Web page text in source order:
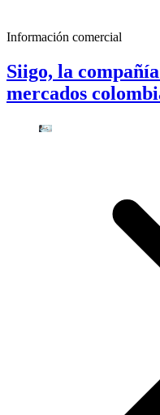
Información comercial
Siigo, la
mercados